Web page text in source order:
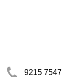
9215 7547